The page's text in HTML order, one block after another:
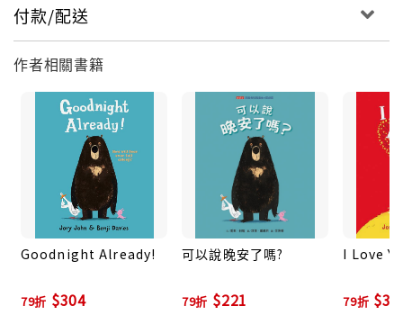
ever get to relax by himself? Will Duck ever get
loud adventure about friendship and family, from
the bestselling author Jory John and award-
winning illustrator Benji Davies.
付款/配送
作者相關書籍
Goodnight Already!
79折 $304
可以說晚安了嗎?
79折 $221
I Love
79折